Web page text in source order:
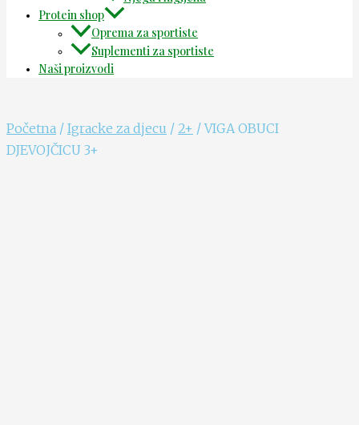
Protein shop
Oprema za sportiste
Suplementi za sportiste
Naši proizvodi
Početna / Igracke za djecu / 2+ / VIGA OBUCI
DJEVOJČICU 3+